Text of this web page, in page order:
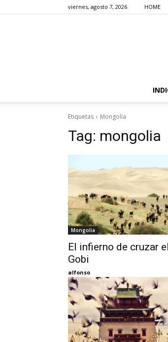
viernes, agosto 7, 2026 HOME
Etiquetas Mongolia
Tag: mongolia
Mongolia
El infierno de cruzar
Gobi
alfonso